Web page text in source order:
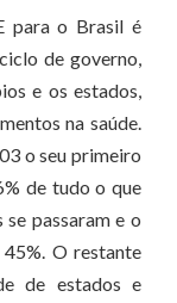
para o Brasil é
de governo,
e os estados,
na saúde.
o seu primeiro
de tudo o que
passaram e o
O restante
de estados e